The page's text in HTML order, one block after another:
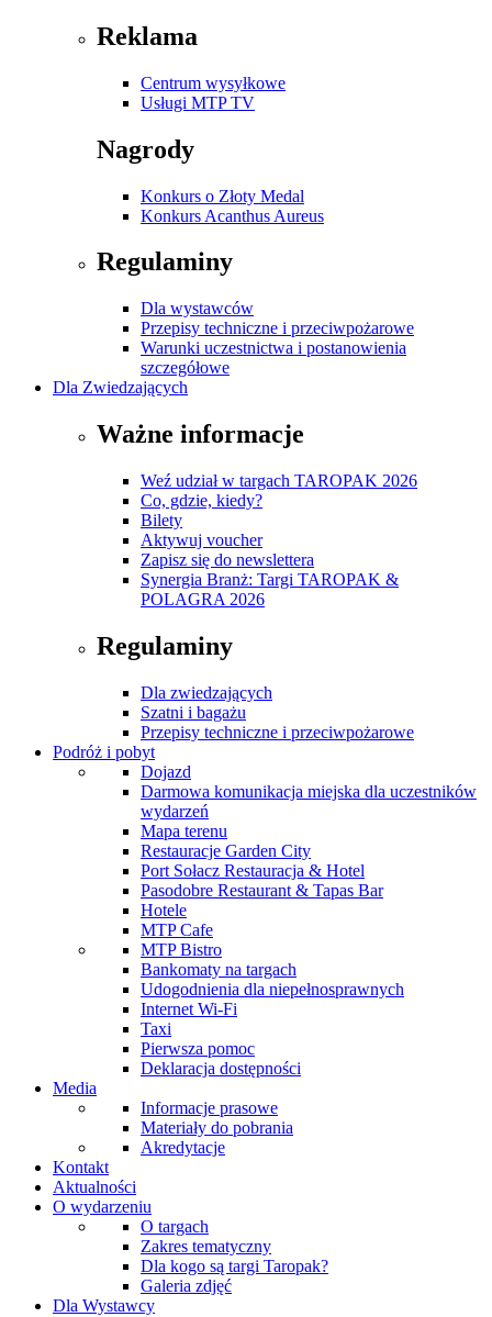
Reklama
Centrum wysyłkowe
Usługi MTP TV
Nagrody
Konkurs o Złoty Medal
Konkurs Acanthus Aureus
Regulaminy
Dla wystawców
Przepisy techniczne i przeciwpożarowe
Warunki uczestnictwa i postanowienia
szczegółowe
Dla Zwiedzających
Ważne informacje
Weź udział w targach TAROPAK 2026
Co, gdzie, kiedy?
Bilety
Aktywuj voucher
Zapisz się do newslettera
Synergia Branż: Targi TAROPAK &
POLAGRA 2026
Regulaminy
Dla zwiedzających
Szatni i bagażu
Przepisy techniczne i przeciwpożarowe
Podróż i pobyt
Dojazd
Darmowa komunikacja miejska dla uczestników
wydarzeń
Mapa terenu
Restauracje Garden City
Port Sołacz Restauracja & Hotel
Pasodobre Restaurant & Tapas Bar
Hotele
MTP Cafe
MTP Bistro
Bankomaty na targach
Udogodnienia dla niepełnosprawnych
Internet Wi-Fi
Taxi
Pierwsza pomoc
Deklaracja dostępności
Media
Informacje prasowe
Materiały do pobrania
Akredytacje
Kontakt
Aktualności
O wydarzeniu
O targach
Zakres tematyczny
Dla kogo są targi Taropak?
Galeria zdjęć
Dla Wystawcy